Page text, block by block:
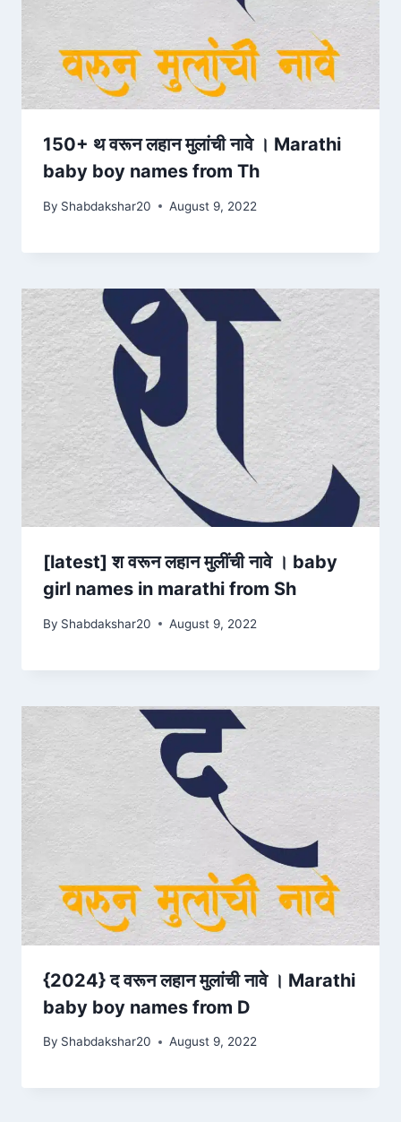
150+ थ वरून लहान मुलांची नावे । Marathi
baby boy names from Th
By Shabdakshar20 August 9, 2022
[latest] श वरून लहान मुलींची नावे । baby
girl names in marathi from Sh
By Shabdakshar20 August 9, 2022
{2024} द वरून लहान मुलांची नावे । Marathi
baby boy names from D
By Shabdakshar20 August 9, 2022